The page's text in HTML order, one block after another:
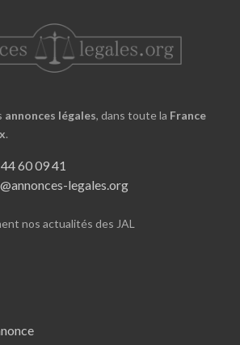
annonces légales, dans toute la France
.
60 09 41
legales.org
nos actualités des JAL